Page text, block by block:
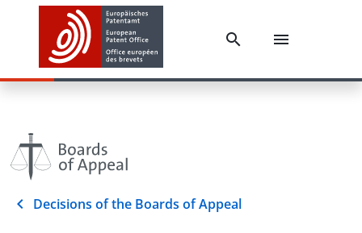
Decisions of the Boards of Appeal